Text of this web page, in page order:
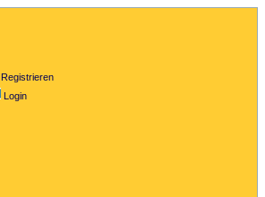
Registrieren
Login